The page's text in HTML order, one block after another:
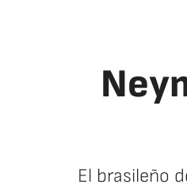
El brasileño